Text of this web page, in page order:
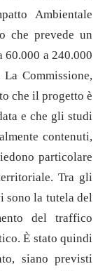
Ambientale
che prevede un
60.000 a 240.000
Commissione,
che il progetto è
e che gli studi
contenuti,
particolare
Tra gli
sono la tutela del
del traffico
È stato quindi
siano previsti